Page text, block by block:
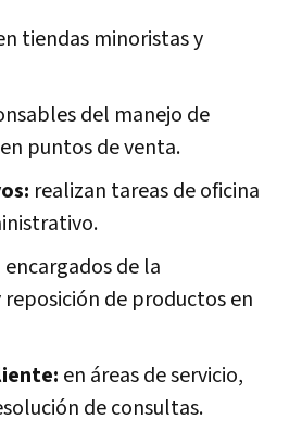
tiendas minoristas y
del manejo de
puntos de venta.
realizan tareas de oficina
encargados de la
de productos en
en áreas de servicio,
de consultas.